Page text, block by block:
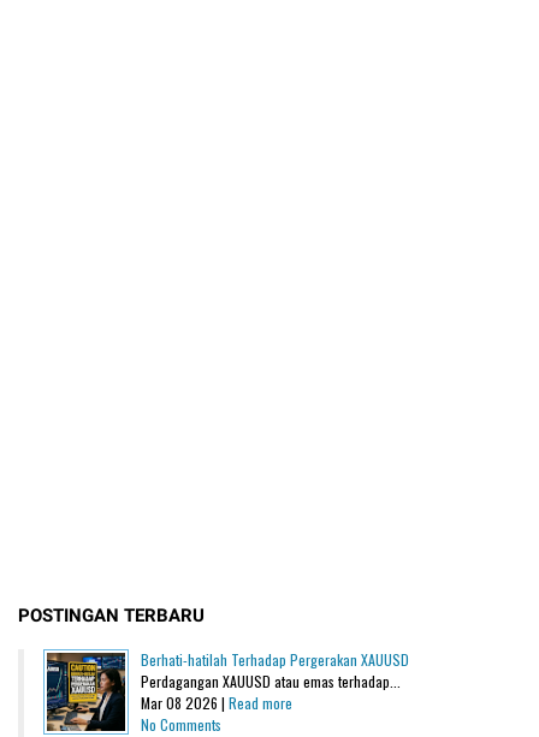
POSTINGAN TERBARU
Berhati-hatilah Terhadap Pergerakan XAUUSD
Perdagangan XAUUSD atau emas terhadap...
Mar 08 2026 | Read more
No Comments